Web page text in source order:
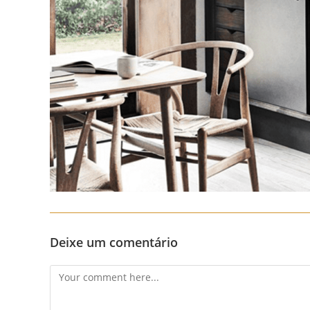
Deixe um comentário
Comment